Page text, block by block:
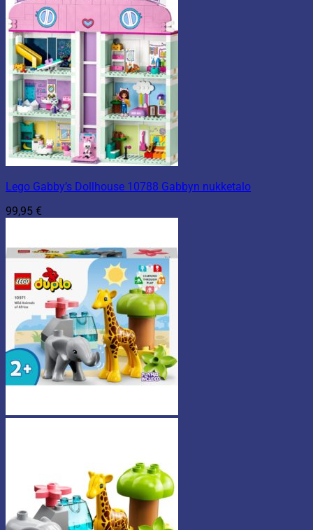
Lego Gabby’s Dollhouse 10788 Gabbyn nukketalo
99,95 €